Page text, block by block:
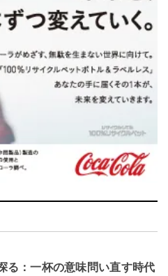
る：一杯の意味問い直す時代